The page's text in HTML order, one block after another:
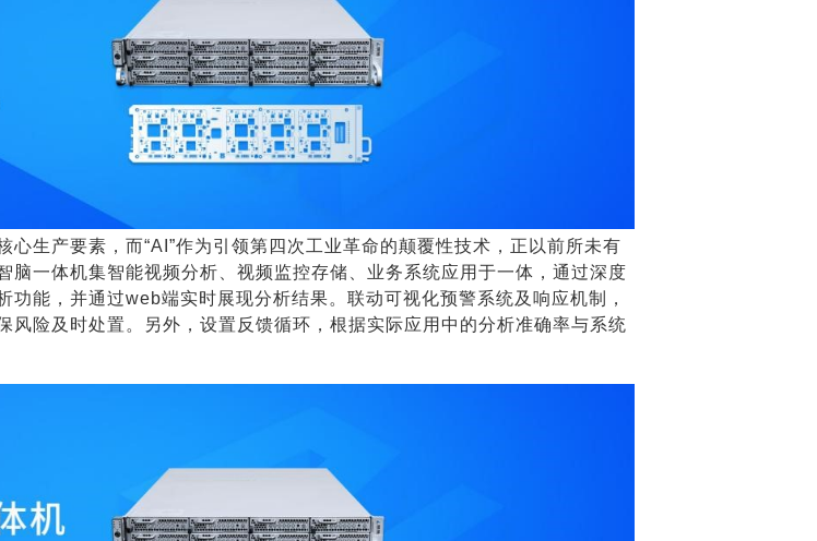
生产要素，而“AI”作为引领第四次工业革命的颠覆性技术，正以前所未有
一体机集智能视频分析、视频监控存储、业务系统应用于一体，通过深度
能，并通过web端实时展现分析结果。联动可视化预警系统及响应机制，
险及时处置。另外，设置反馈循环，根据实际应用中的分析准确率与系统